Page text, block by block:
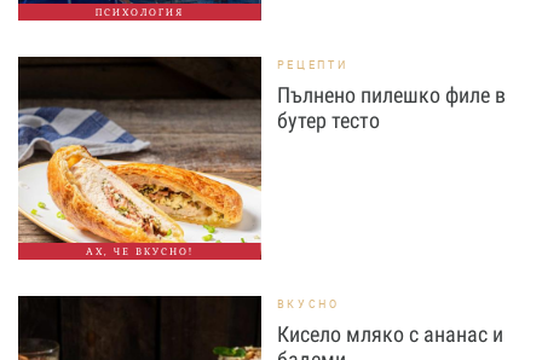
ПСИХОЛОГИЯ
АХ, ЧЕ ВКУСНО!
РЕЦЕПТИ
Пълнено пилешко филе в
бутер тесто
ВКУСНО
Кисело мляко с ананас и